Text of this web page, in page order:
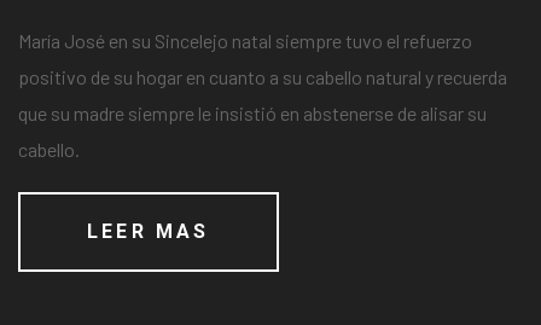
María José en su Sincelejo natal siempre tuvo el refuerzo
positivo de su hogar en cuanto a su cabello natural y recuerda
que su madre siempre le insistió en abstenerse de alisar su
cabello.
LEER MAS